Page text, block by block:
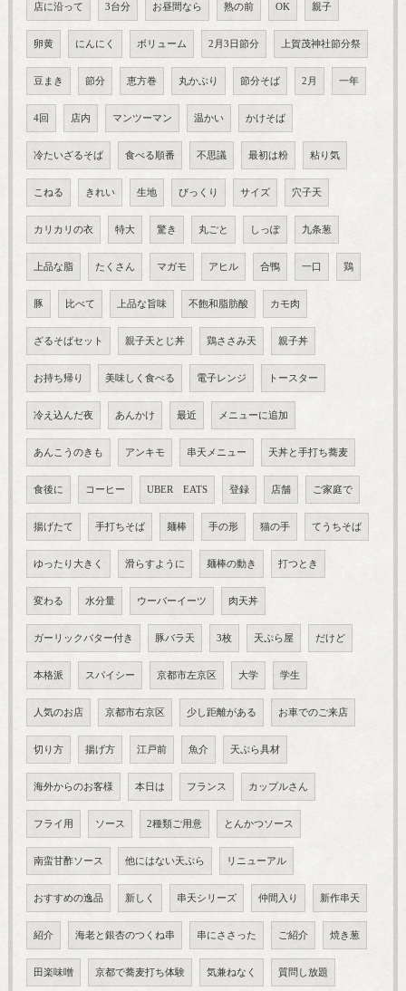
店に沿って 3台分 お昼間なら 熟の前 OK 親子
卵黄 にんにく ボリューム 2月3日節分 上賀茂神社節分祭
豆まき 節分 恵方巻 丸かぶり 節分そば 2月 一年
4回 店内 マンツーマン 温かい かけそば
冷たいざるそば 食べる順番 不思議 最初は粉 粘り気
こねる きれい 生地 びっくり サイズ 穴子天
カリカリの衣 特大 驚き 丸ごと しっぽ 九条葱
上品な脂 たくさん マガモ アヒル 合鴨 一口 鶏
豚 比べて 上品な旨味 不飽和脂肪酸 カモ肉
ざるそばセット 親子天とじ丼 鶏ささみ天 親子丼
お持ち帰り 美味しく食べる 電子レンジ トースター
冷え込んだ夜 あんかけ 最近 メニューに追加
あんこうのきも アンキモ 串天メニュー 天丼と手打ち蕎麦
食後に コーヒー UBER EATS 登録 店舗 ご家庭で
揚げたて 手打ちそば 麺棒 手の形 猫の手 てうちそば
ゆったり大きく 滑らすように 麺棒の動き 打つとき
変わる 水分量 ウーバーイーツ 肉天丼
ガーリックバター付き 豚バラ天 3枚 天ぷら屋 だけど
本格派 スパイシー 京都市左京区 大学 学生
人気のお店 京都市右京区 少し距離がある お車でのご来店
切り方 揚げ方 江戸前 魚介 天ぷら具材
海外からのお客様 本日は フランス カップルさん
フライ用 ソース 2種類ご用意 とんかつソース
南蛮甘酢ソース 他にはない天ぷら リニューアル
おすすめの逸品 新しく 串天シリーズ 仲間入り 新作串天
紹介 海老と銀杏のつくね串 串にささった ご紹介 焼き葱
田楽味噌 京都で蕎麦打ち体験 気兼ねなく 質問し放題